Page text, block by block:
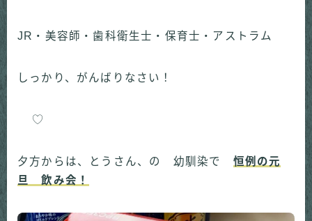
JR・美容師・歯科衛生士・保育士・アストラム
しっかり、がんばりなさい！
夕方からは、とうさん、の 幼馴染で 恒例の元
旦 飲み会！